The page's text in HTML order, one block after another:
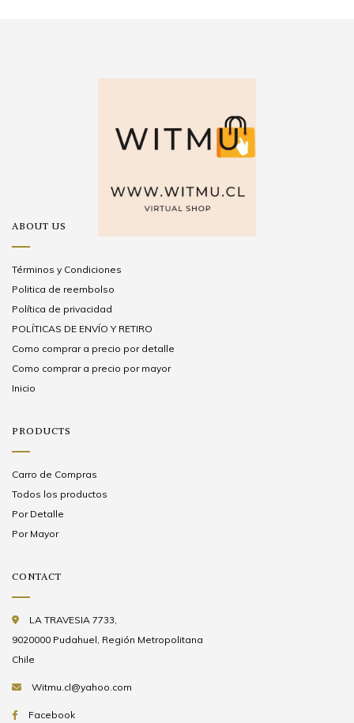
ABOUT US
Términos y Condiciones
Politica de reembolso
Política de privacidad
POLÍTICAS DE ENVÍO Y RETIRO
Como comprar a precio por detalle
Como comprar a precio por mayor
Inicio
PRODUCTS
Carro de Compras
Todos los productos
Por Detalle
Por Mayor
CONTACT
LA TRAVESIA 7733,
9020000 Pudahuel, Región Metropolitana
Chile
Witmu.cl@yahoo.com
Facebook